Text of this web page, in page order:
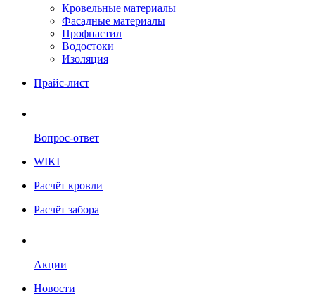
Кровельные материалы
Фасадные материалы
Профнастил
Водостоки
Изоляция
Прайс-лист
Вопрос-ответ
WIKI
Расчёт кровли
Расчёт забора
Акции
Новости